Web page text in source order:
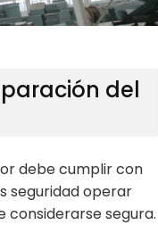
del
debe cumplir con
seguridad operar
considerarse segura.